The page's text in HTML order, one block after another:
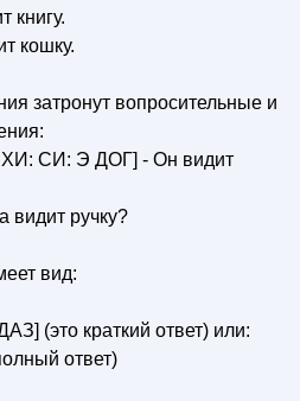
книгу.
кошку.
затронут вопросительные и
ХИ: СИ: Э ДОГ] - Он видит
видит ручку?
вид:
(это краткий ответ) или:
ответ)